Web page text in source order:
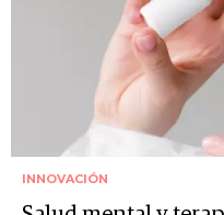
INNOVACIÓN